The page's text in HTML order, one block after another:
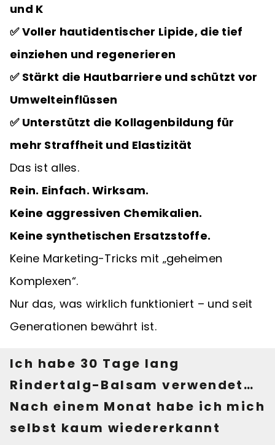
und K
✅ Voller hautidentischer Lipide, die tief
einziehen und regenerieren
✅ Stärkt die Hautbarriere und schützt vor
Umwelteinflüssen
✅ Unterstützt die Kollagenbildung für
mehr Straffheit und Elastizität
Das ist alles.
Rein. Einfach. Wirksam.
Keine aggressiven Chemikalien.
Keine synthetischen Ersatzstoffe.
Keine Marketing-Tricks mit „geheimen
Komplexen“.
Nur das, was wirklich funktioniert – und seit
Generationen bewährt ist.
Ich habe 30 Tage lang
Rindertalg-Balsam verwendet…
Nach einem Monat habe ich mich
selbst kaum wiedererkannt